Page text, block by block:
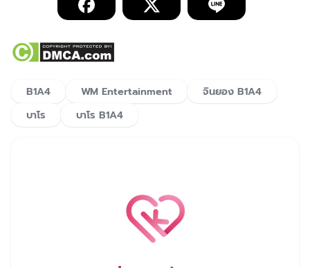
B1A4 WM Entertainment
จินยอง B1A4
บาโร
บาโร B1A4